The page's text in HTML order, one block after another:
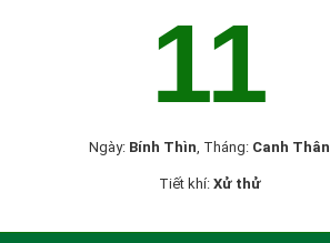
11
Ngày: Bính Thìn, Tháng: Canh Thân
Tiết khí: Xử thử